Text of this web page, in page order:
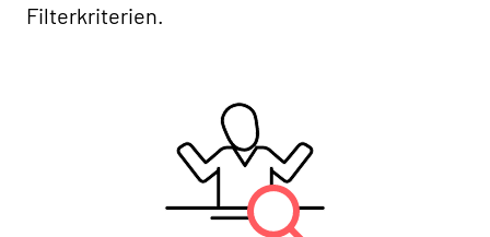
Filterkriterien.